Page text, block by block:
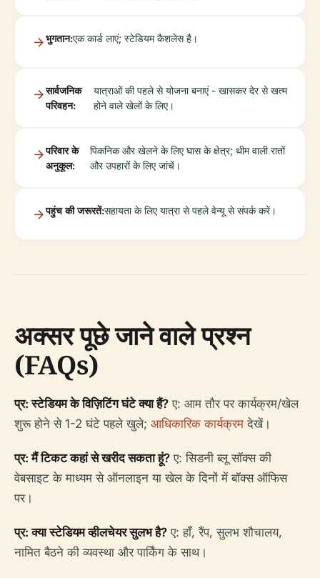
भुगतान:एक कार्ड लाएं; स्टेडियम कैशलेस है।
सार्वजनिक
परिवहन:
यात्राओं की पहले से योजना बनाएं - खासकर देर से खत्म
होने वाले खेलों के लिए।
परिवार के
अनुकूल:
पिकनिक और खेलने के लिए घास के क्षेत्र; थीम वाली रातों
और उपहारों के लिए जांचें।
पहुंच की जरूरतें:सहायता के लिए यात्रा से पहले वेन्यू से संपर्क करें।
अक्सर पूछे जाने वाले प्रश्न
(FAQs)
प्र: स्टेडियम के विज़िटिंग घंटे क्या हैं? ए: आम तौर पर कार्यक्रम/खेल
शुरू होने से 1-2 घंटे पहले खुले; आधिकारिक कार्यक्रम देखें।
प्र: मैं टिकट कहां से खरीद सकता हूं? ए: सिडनी ब्लू सॉक्स की
वेबसाइट के माध्यम से ऑनलाइन या खेल के दिनों में बॉक्स ऑफिस
पर।
प्र: क्या स्टेडियम व्हीलचेयर सुलभ है? ए: हाँ, रैंप, सुलभ शौचालय,
नामित बैठने की व्यवस्था और पार्किंग के साथ।